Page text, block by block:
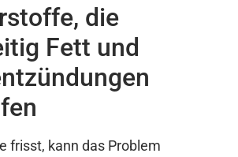
die
Fett und
frisst, kann das Problem